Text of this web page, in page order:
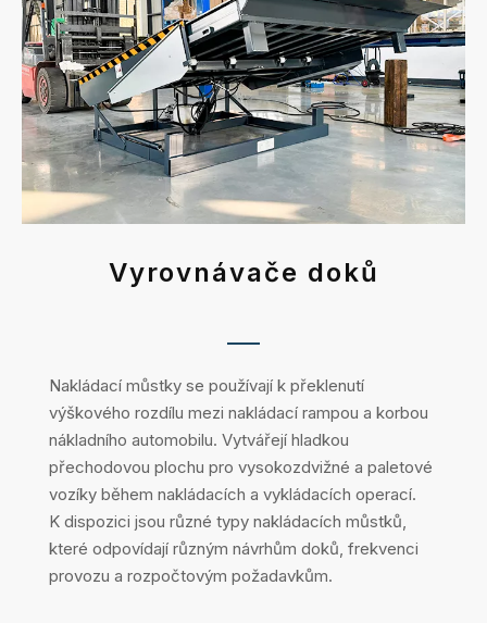
Vyrovnávače doků
Nakládací můstky se používají k překlenutí
výškového rozdílu mezi nakládací rampou a korbou
nákladního automobilu. Vytvářejí hladkou
přechodovou plochu pro vysokozdvižné a paletové
vozíky během nakládacích a vykládacích operací.
K dispozici jsou různé typy nakládacích můstků,
které odpovídají různým návrhům doků, frekvenci
provozu a rozpočtovým požadavkům.